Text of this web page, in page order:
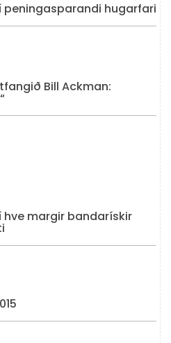
peningasparandi hugarfari
Bill Ackman:
margir bandarískir